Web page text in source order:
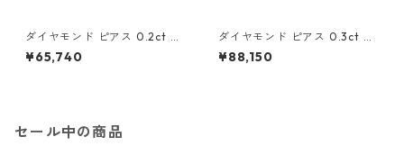
ダイヤモンド ピアス 0.2ct K1
8 イエローゴールド 0.2カラッ
ト 花 フラワーモチーフ ピアス
¥65,740
ダイヤモンド ピアス 0.3ct K1
8 ホワイトゴールド 0.3カラッ
ト 花 フラワーモチーフ ピアス
¥88,150
セール中の商品